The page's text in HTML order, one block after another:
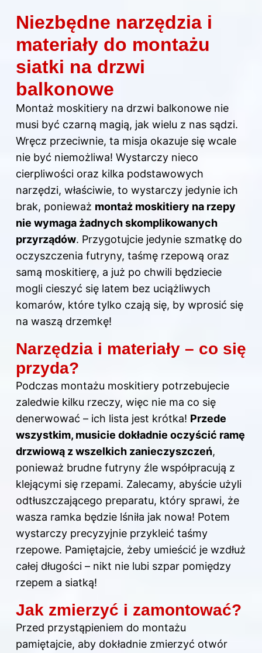
Niezbędne narzędzia i
materiały do montażu
siatki na drzwi
balkonowe
Montaż moskitiery na drzwi balkonowe nie
musi być czarną magią, jak wielu z nas sądzi.
Wręcz przeciwnie, ta misja okazuje się wcale
nie być niemożliwa! Wystarczy nieco
cierpliwości oraz kilka podstawowych
narzędzi, właściwie, to wystarczy jedynie ich
brak, ponieważ montaż moskitiery na rzepy
nie wymaga żadnych skomplikowanych
przyrządów. Przygotujcie jedynie szmatkę do
oczyszczenia futryny, taśmę rzepową oraz
samą moskitierę, a już po chwili będziecie
mogli cieszyć się latem bez uciążliwych
komarów, które tylko czają się, by wprosić się
na waszą drzemkę!
Narzędzia i materiały – co się
przyda?
Podczas montażu moskitiery potrzebujecie
zaledwie kilku rzeczy, więc nie ma co się
denerwować – ich lista jest krótka! Przede
wszystkim, musicie dokładnie oczyścić ramę
drzwiową z wszelkich zanieczyszczeń,
ponieważ brudne futryny źle współpracują z
klejącymi się rzepami. Zalecamy, abyście użyli
odtłuszczającego preparatu, który sprawi, że
wasza ramka będzie lśniła jak nowa! Potem
wystarczy precyzyjnie przykleić taśmy
rzepowe. Pamiętajcie, żeby umieścić je wzdłuż
całej długości – nikt nie lubi szpar pomiędzy
rzepem a siatką!
Jak zmierzyć i zamontować?
Przed przystąpieniem do montażu
pamiętajcie, aby dokładnie zmierzyć otwór